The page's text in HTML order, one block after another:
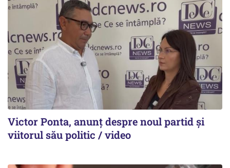
Victor Ponta, anunț despre noul partid și
viitorul său politic / video